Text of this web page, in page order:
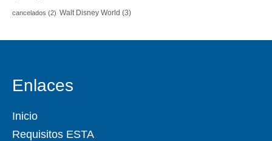
cancelados (2) Walt Disney World (3)
Enlaces
Inicio
Requisitos ESTA